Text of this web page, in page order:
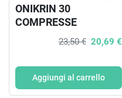
ONIKRIN 30
COMPRESSE
23,50 € 20,69 €
Aggiungi al carrello